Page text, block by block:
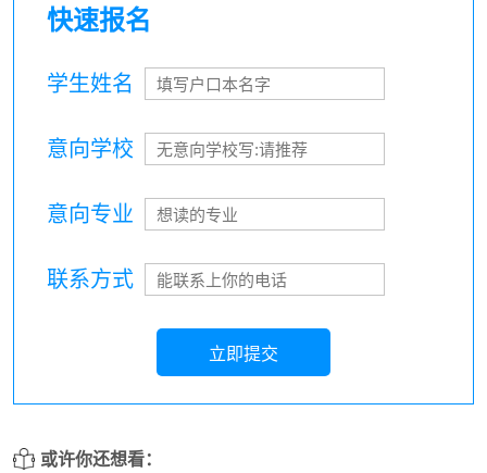
快速报名
学生姓名
意向学校
意向专业
联系方式
立即提交
或许你还想看：